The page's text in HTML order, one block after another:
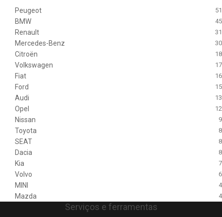
Peugeot 51
BMW 45
Renault 31
Mercedes-Benz 30
Citroën 18
Volkswagen 17
Fiat 16
Ford 15
Audi 13
Opel 12
Nissan 9
Toyota 8
SEAT 8
Dacia 8
Kia 7
Volvo 6
MINI 4
Mazda 4
Serviços e ferramentas